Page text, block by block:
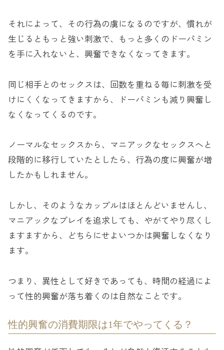
それによって、その行為の虜になるのですが、慣れが
生じるともっと強い刺激で、もっと多くのドーパミン
を手に入れないと、興奮できなくなってきます。
同じ相手とのセックスは、回数を重ねる毎に刺激を受
けにくくなってきますから、ドーパミンも減り興奮し
なくなってくるのです。
ノーマルなセックスから、マニアックなセックスへと
段階的に移行していたとしたら、行為の度に興奮が増
したかもしれません。
しかし、そのようなカップルはほとんどいませんし、
マニアックなプレイを追求しても、やがてやり尽くし
ますますから、どちらにせよいつかは興奮しなくなり
ます。
つまり、異性として好きであっても、時間の経過によ
って性的興奮が落ち着くのは自然なことです。
性的興奮の消費期限は1年でやってくる？